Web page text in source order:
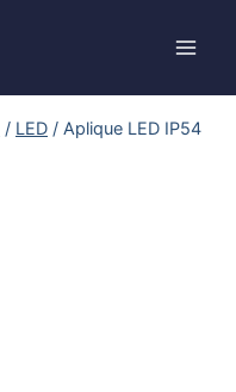
/ LED / Aplique LED IP54